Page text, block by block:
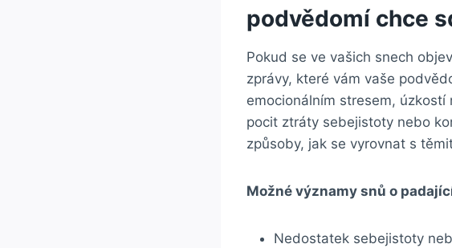
podvědomí chce
Pokud⁤ se ve vašich snech
⁢zprávy, které vám‍ vaše
emocionálním ⁢stresem,
pocit ztráty sebejistoty nebo​
způsoby, ⁤jak se vyrovnat s
Možné významy snů o
Nedostatek sebejistoty